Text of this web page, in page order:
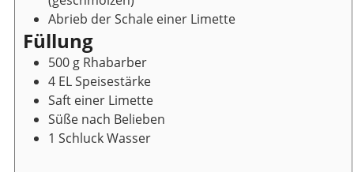
Abrieb der Schale einer Limette
Füllung
500 g Rhabarber
4 ELSpeisestärke
Saft einer Limette
Süße nach Belieben
1 SchluckWasser